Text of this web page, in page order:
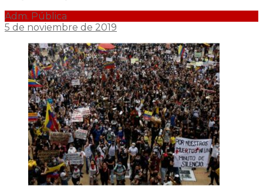
Adm. Pública
5 de noviembre de 2019